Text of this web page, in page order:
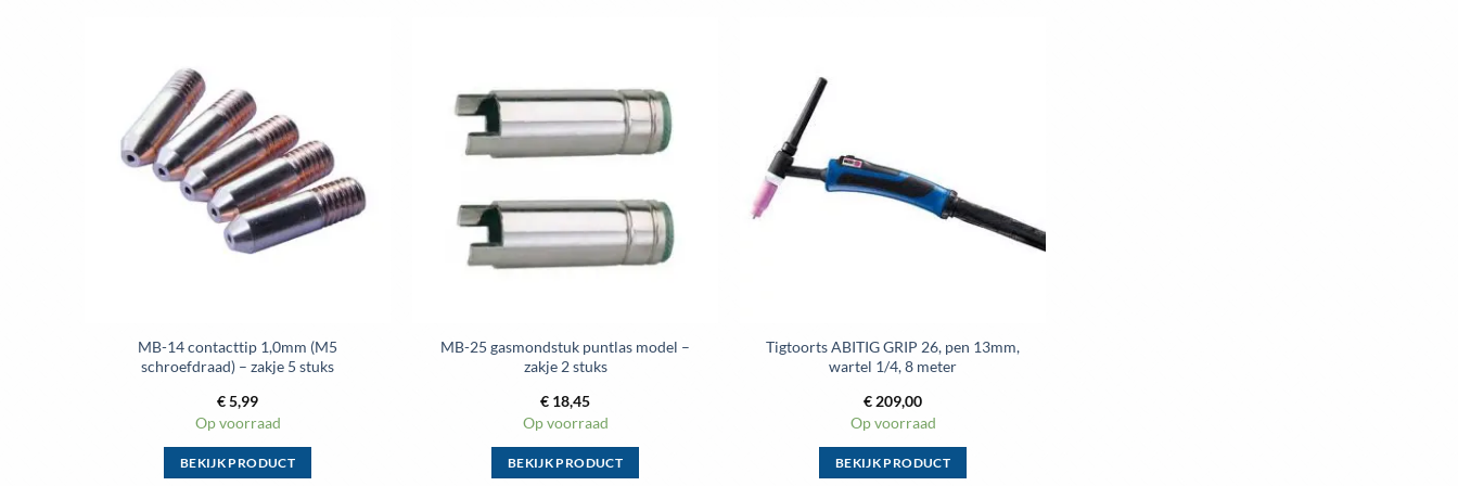
kan
gekozen
worden
op
de
productpagina
kan
gekozen
worden
productpagina
MB-14 contacttip 1,0mm (M5
schroefdraad) – zakje 5 stuks
€5,99
Op voorraad
BEKIJK PRODUCT
aan
wenslijst
MB-25 gasmondstuk puntlas model –
zakje 2 stuks
€ 18,45
Op voorraad
BEKIJK PRODUCT
Tigtoorts ABITIG GRIP 26, pen 13mm,
wartel 1/4, 8 meter
€ 209,00
Op voorraad
BEKIJK PRODUCT